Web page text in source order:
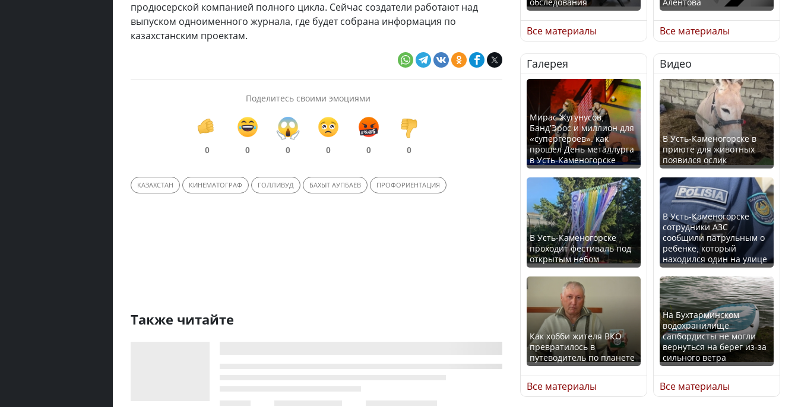
продюсерской компанией полного цикла. Сейчас создатели работают над
выпуском одноименного журнала, где будет собрана информация по
казахстанским проектам.
Поделитесь своими эмоциями
0 0 0 0 0 0
КАЗАХСТАН КИНЕМАТОГРАФ ГОЛЛИВУД БАХЫТ АУПБАЕВ ПРОФОРИЕНТАЦИЯ
Также читайте
Қазақстан Орталық Азия
елдері арасында әл-ауқат
индексінде көш бастады
Казахстан возглавил
рейтинг благополучия
среди стран Центральной
Азии
Будут ли представлены
интересы регионов в
Курултае?
Ең төменгі жалақы,
алимент, экология: жеті
партия сайлаушылармен
нені талқылап жатыр?
Все материалы
В РФ вынесен заочный
приговор по уголовному
делу об убийстве Игоря
Талькова
В России введены
дополнительные
ограничения для
казахстанских прав
Трамп официально
вступил в должность
президента США
Луну признали объектом
культурного наследия,
находящегося под
угрозой исчезновения
Все материалы
Галерея
Мирас Жугунусов,
Банд’Эрос и миллион для
«супергероев»: как
прошел День металлурга
в Усть-Каменогорске
В Усть-Каменогорске
проходит фестиваль под
открытым небом
Как хобби жителя ВКО
превратилось в
путеводитель по планете
Все материалы
Видео
В Усть-Каменогорске в
приюте для животных
появился ослик
В Усть-Каменогорске
сотрудники АЗС
сообщили патрульным о
ребенке, который
находился один на улице
На Бухтарминском
водохранилище
сапбордисты не могли
вернуться на берег из-за
сильного ветра
Все материалы